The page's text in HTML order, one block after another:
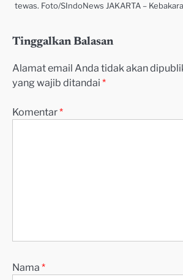
tewas. Foto/SIndoNews JAKARTA –
Tinggalkan Balasan
Alamat email Anda tidak akan
yang wajib ditandai *
Komentar*
Nama *